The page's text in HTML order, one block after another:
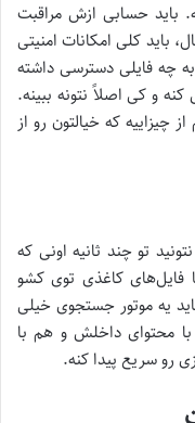
باید حسابی ازش مراقبت
باید کلی امکانات امنیتی
چه فایلی دسترسی داشته
و کی اصلاً نتونه ببینه.
چیزاییه که خیالتون رو از
تو چند ثانیه اونی که
فایل‌های کاغذی توی کشو
یه موتور جستجوی خیلی
محتوای داخلش و هم با
رو سریع پیدا کنه.